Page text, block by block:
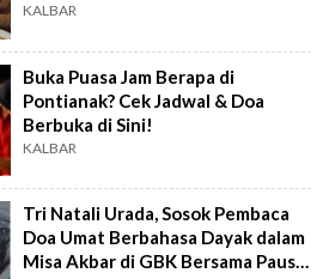
KALBAR
Buka Puasa Jam Berapa di
Pontianak? Cek Jadwal & Doa
Berbuka di Sini!
KALBAR
Tri Natali Urada, Sosok Pembaca
Doa Umat Berbahasa Dayak dalam
Misa Akbar di GBK Bersama Paus